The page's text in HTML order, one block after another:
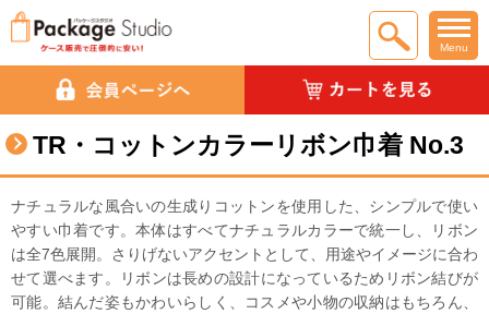
Menu
TR・コットンカラーリボン巾着 No.3
ナチュラルな風合いの生成りコットンを使用した、シンプルで使い
やすい巾着です。本体はすべてナチュラルカラーで統一し、リボン
は全7色展開。さりげないアクセントとして、用途やイメージに合わ
せて選べます。 リボンは長めの設計になっているためリボン結びが
可能。結んだ姿もかわいらしく、コスメや小物の収納はもちろん、